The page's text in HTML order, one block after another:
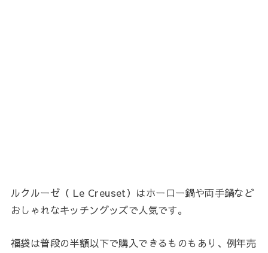
ルクルーゼ（ Le Creuset）はホーロー鍋や両手鍋など
おしゃれなキッチングッズで人気です。
福袋は普段の半額以下で購入できるものもあり、例年売